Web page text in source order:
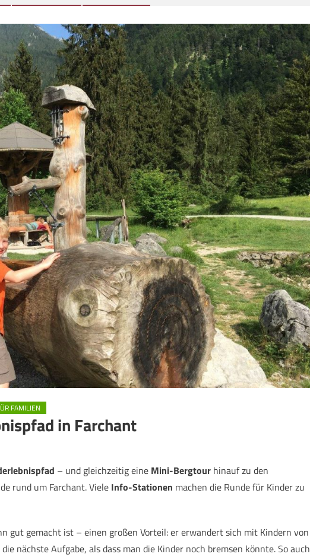
FAMILIEN
in Farchant
– und gleichzeitig eine Mini-Bergtour hinauf zu den
rund um Farchant. Viele Info-Stationen machen die Runde für Kinder zu
gut gemacht ist – einen großen Vorteil: er erwandert sich mit Kindern von
nächste Aufgabe, als dass man die Kinder noch bremsen könnte. So auch